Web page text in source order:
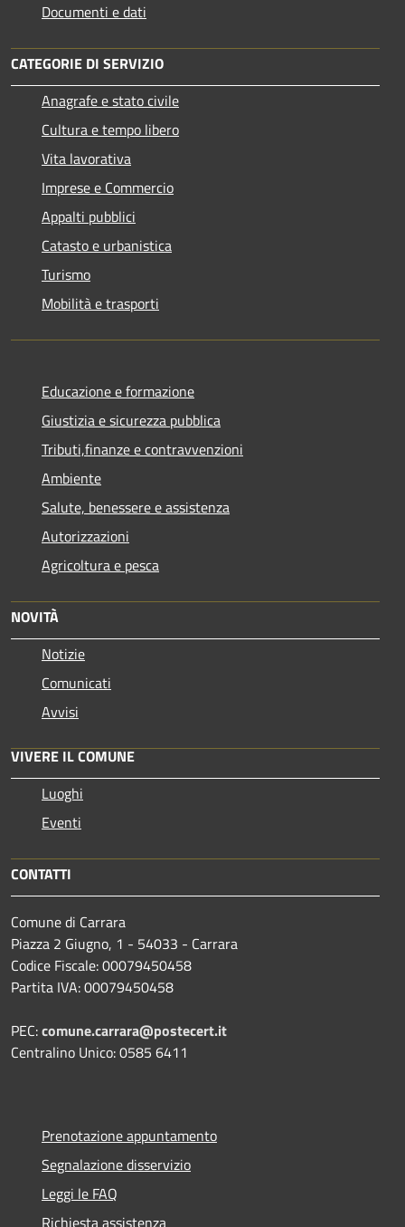
Documenti e dati
CATEGORIE DI SERVIZIO
Anagrafe e stato civile
Cultura e tempo libero
Vita lavorativa
Imprese e Commercio
Appalti pubblici
Catasto e urbanistica
Turismo
Mobilità e trasporti
Educazione e formazione
Giustizia e sicurezza pubblica
Tributi,finanze e contravvenzioni
Ambiente
Salute, benessere e assistenza
Autorizzazioni
Agricoltura e pesca
NOVITÀ
Notizie
Comunicati
Avvisi
VIVERE IL COMUNE
Luoghi
Eventi
CONTATTI
Comune di Carrara
Piazza 2 Giugno, 1 - 54033 - Carrara
Codice Fiscale: 00079450458
Partita IVA: 00079450458
PEC:comune.carrara@postecert.it
Centralino Unico: 0585 6411
Prenotazione appuntamento
Segnalazione disservizio
Leggi le FAQ